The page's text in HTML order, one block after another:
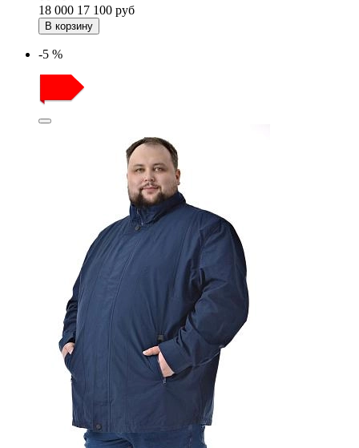
18 000 17 100 руб
В корзину
-5 %